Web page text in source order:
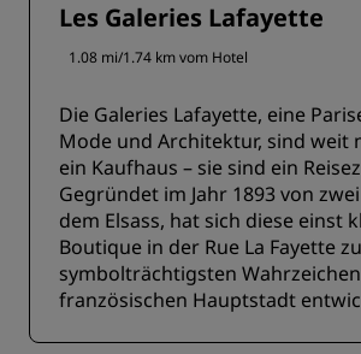
Les Galeries Lafayette
1.08 mi/1.74 km vom Hotel
Die Galeries Lafayette, eine
Mode und Architektur, sind weit
ein Kaufhaus – sie sind ein
Gegründet im Jahr 1893 von
dem Elsass, hat sich diese einst
Boutique in der Rue La Fayette
symbolträchtigsten
französischen Hauptstadt